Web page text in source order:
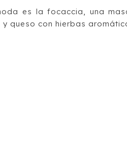
es la focaccia, una
queso con hierbas